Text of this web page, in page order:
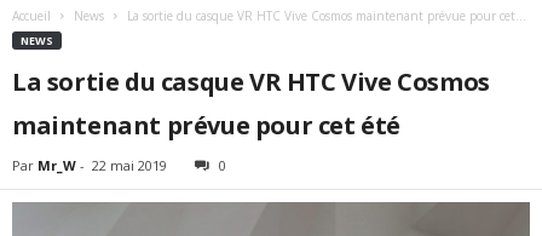
Accueil News La sortie du casque VR HTC Vive Cosmos maintenant prévue pour cet...
NEWS
La sortie du casque VR HTC Vive Cosmos
maintenant prévue pour cet été
Par Mr_W - 22 mai 2019 0